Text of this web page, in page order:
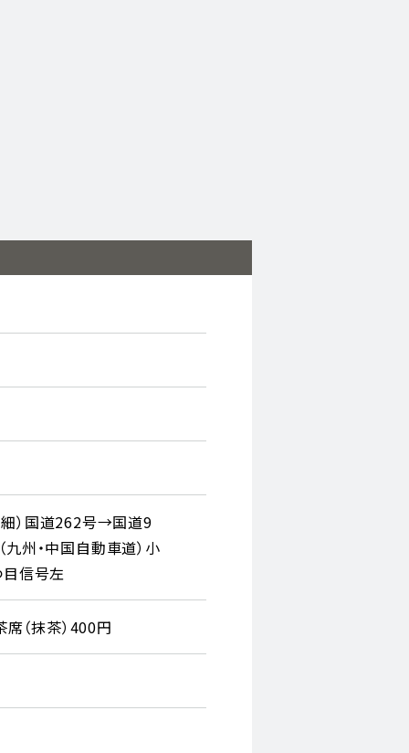
細）国道262号→国道9
州・中国自動車道）小
信号左
（抹茶）400円